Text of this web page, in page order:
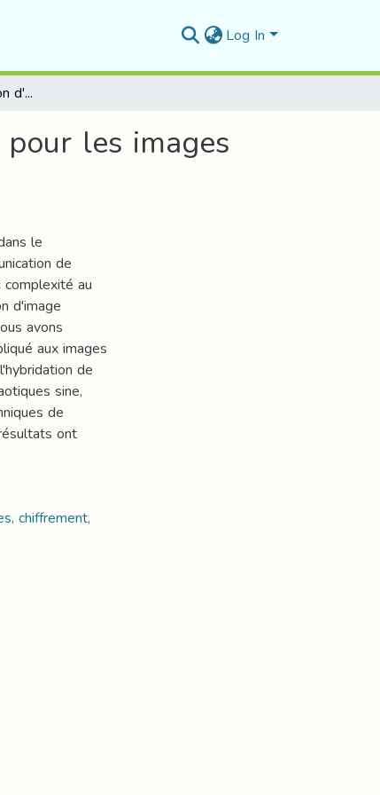
Log In
Conception et réalisation d'un système de cryptage pour les images médicales
les images
le
de
au
d'image
avons
aux images
de
sine,
de
ont
chiffrement,